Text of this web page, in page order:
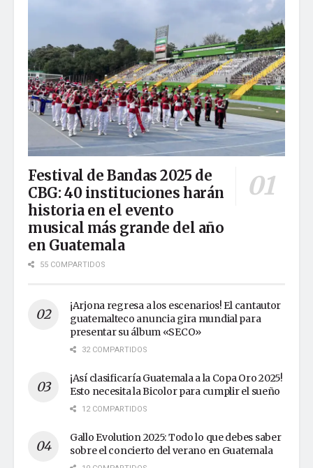
Festival de Bandas 2025 de
CBG: 40 instituciones harán
historia en el evento
musical más grande del año
en Guatemala
55 COMPARTIDOS
¡Arjona regresa a los escenarios! El cantautor
guatemalteco anuncia gira mundial para
presentar su álbum «SECO»
32 COMPARTIDOS
¡Así clasificaría Guatemala a la Copa Oro 2025!
Esto necesita la Bicolor para cumplir el sueño
12 COMPARTIDOS
Gallo Evolution 2025: Todo lo que debes saber
sobre el concierto del verano en Guatemala